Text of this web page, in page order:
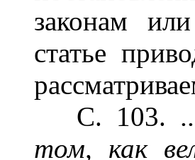
законам
статье
С. 103.
том, как